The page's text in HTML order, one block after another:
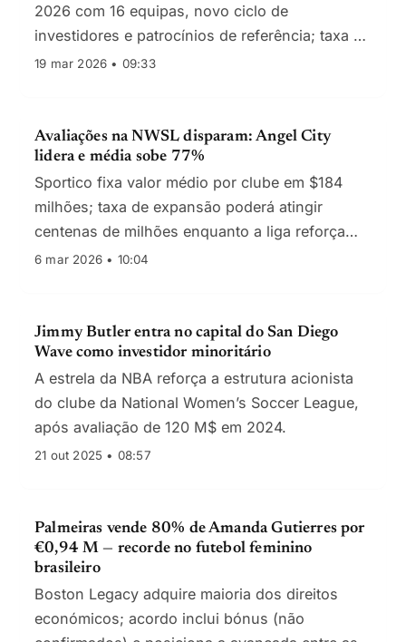
2026 com 16 equipas, novo ciclo de
investidores e patrocínios de referência; taxa de
expansão e media deal de $240M sustentam a
19 mar 2026 • 09:33
Avaliações na NWSL disparam: Angel City
lidera e média sobe 77%
Sportico fixa valor médio por clube em $184
milhões; taxa de expansão poderá atingir
centenas de milhões enquanto a liga reforça
estádios, centros de treino e direitos de
6 mar 2026 • 10:04
Jimmy Butler entra no capital do San Diego
Wave como investidor minoritário
A estrela da NBA reforça a estrutura acionista
do clube da National Women’s Soccer League,
após avaliação de 120 M$ em 2024.
21 out 2025 • 08:57
Palmeiras vende 80% de Amanda Gutierres por
€0,94 M — recorde no futebol feminino
brasileiro
Boston Legacy adquire maioria dos direitos
económicos; acordo inclui bónus (não